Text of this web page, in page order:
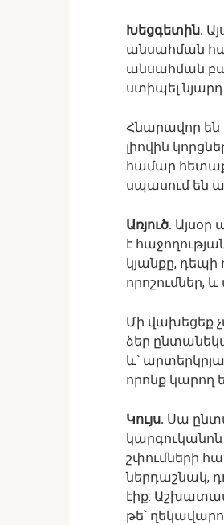
Խեցգետին.
անսահման
անսահման
ստիպել
Հնարավոր են
լիովին
համար
սպասում են
Առյուծ. Այսօր
է
կյանքը, դեպի
որոշումներ,
Մի վախեցեք
ձեր
և՝
որոնք կարող
Կույս. Սա
շփումների
ներդաշնակ,
էիք:
թե՝